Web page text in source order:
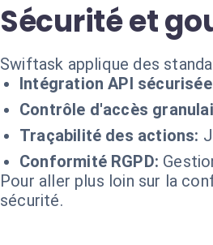
Sécurité et
Swiftask applique des
Intégration API
Contrôle d'accès
Traçabilité des actions:
Conformité RGPD:
Pour aller plus loin sur la
sécurité.